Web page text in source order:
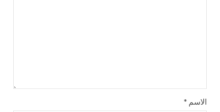
الاسم *